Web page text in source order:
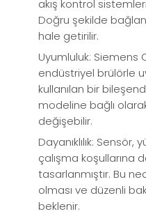
akış kontrol
Doğru şekilde
hale getirilir.
Uyumluluk: Siemens
endüstriyel brülörle
kullanılan bir
modeline bağlı
değişebilir.
Dayanıklılık: Sensör,
çalışma koşullarına
tasarlanmıştır. Bu
olması ve düzenli
beklenir.